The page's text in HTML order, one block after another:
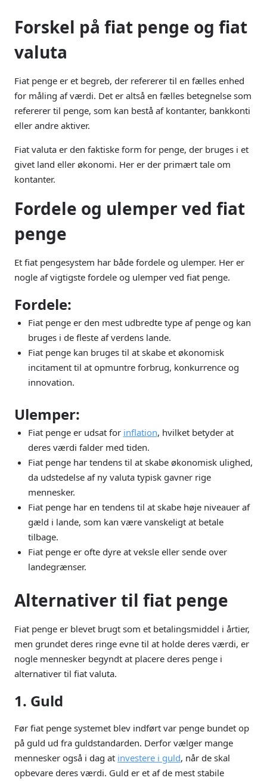
Forskel på fiat penge og fiat
valuta
Fiat penge er et begreb, der refererer til en fælles enhed
for måling af værdi. Det er altså en fælles betegnelse som
refererer til penge, som kan bestå af kontanter, bankkonti
eller andre aktiver.
Fiat valuta er den faktiske form for penge, der bruges i et
givet land eller økonomi. Her er der primært tale om
kontanter.
Fordele og ulemper ved fiat
penge
Et fiat pengesystem har både fordele og ulemper. Her er
nogle af vigtigste fordele og ulemper ved fiat penge.
Fordele:
Fiat penge er den mest udbredte type af penge og kan
bruges i de fleste af verdens lande.
Fiat penge kan bruges til at skabe et økonomisk
incitament til at opmuntre forbrug, konkurrence og
innovation.
Ulemper:
Fiat penge er udsat for inflation, hvilket betyder at
deres værdi falder med tiden.
Fiat penge har tendens til at skabe økonomisk ulighed,
da udstedelse af ny valuta typisk gavner rige
mennesker.
Fiat penge har en tendens til at skabe høje niveauer af
gæld i lande, som kan være vanskeligt at betale
tilbage.
Fiat penge er ofte dyre at veksle eller sende over
landegrænser.
Alternativer til fiat penge
Fiat penge er blevet brugt som et betalingsmiddel i årtier,
men grundet deres ringe evne til at holde deres værdi, er
nogle mennesker begyndt at placere deres penge i
alternativer til fiat valuta.
1. Guld
Før fiat penge systemet blev indført var penge bundet op
på guld ud fra guldstandarden. Derfor vælger mange
mennesker også i dag at investere i guld, når de skal
opbevare deres værdi. Guld er et af de mest stabile